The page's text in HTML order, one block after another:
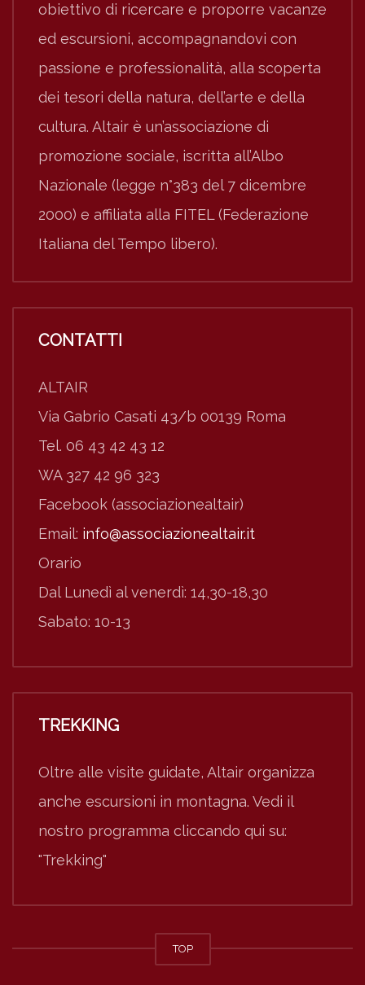
obiettivo di ricercare e proporre vacanze
ed escursioni, accompagnandovi con
passione e professionalità, alla scoperta
dei tesori della natura, dell’arte e della
cultura. Altair è un’associazione di
promozione sociale, iscritta all’Albo
Nazionale (legge n°383 del 7 dicembre
2000) e affiliata alla FITEL (Federazione
Italiana del Tempo libero).
CONTATTI
ALTAIR
Via Gabrio Casati 43/b 00139 Roma
Tel. 06 43 42 43 12
WA 327 42 96 323
Facebook (associazionealtair)
Email: info@associazionealtair.it
Orario
Dal Lunedì al venerdì: 14,30-18,30
Sabato: 10-13
TREKKING
Oltre alle visite guidate, Altair organizza
anche escursioni in montagna. Vedi il
nostro programma cliccando qui su:
"Trekking"
TOP